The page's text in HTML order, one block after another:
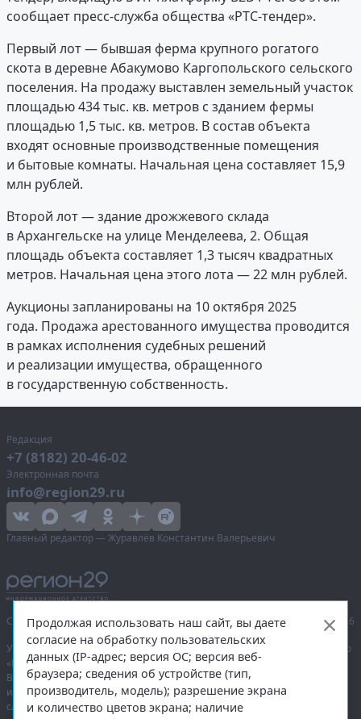
сообщает пресс-служба общества «РТС-тендер».
Первый лот — бывшая ферма крупного рогатого
скота в деревне Абакумово Каргопольского сельского
поселения. На продажу выставлен земельный участок
площадью 434 тыс. кв. метров с зданием фермы
площадью 1,5 тыс. кв. метров. В состав объекта
входят основные производственные помещения
и бытовые комнаты. Начальная цена составляет 15,9
млн рублей.
Второй лот — здание дрожжевого склада
в Архангельске на улице Менделеева, 2. Общая
площадь объекта составляет 1,3 тысяч квадратных
метров. Начальная цена этого лота — 22 млн рублей.
Аукционы запланированы на 10 октября 2025
года. Продажа арестованного имущества проводится
в рамках исполнения судебных решений
и реализации имущества, обращенного
в государственную собственность.
Редакция
+7 (8182) 20-46-02
Электронная почта
info@region29.ru
Главный редактор — Журавлёв Константин Валерьевич
Сетевое издание «Информационное агентство Регион 29»,
© 2016–2026
Учредитель — общество с ограниченной ответственностью «Агентство
«Правда Севера».
Выписка из реестра зарегистрированных средств массовой
информации:ЭЛ № ФС 77-74226от 09.11.2018 выдано Федеральной
службой по надзору в сфере связи, информационных технологий
Продолжая использовать наш сайт, вы даете
согласие на обработку пользовательских
данных (IP-адрес; версия ОС; версия веб-
браузера; сведения об устройстве (тип,
производитель, модель); разрешение экрана
и количество цветов экрана; наличие